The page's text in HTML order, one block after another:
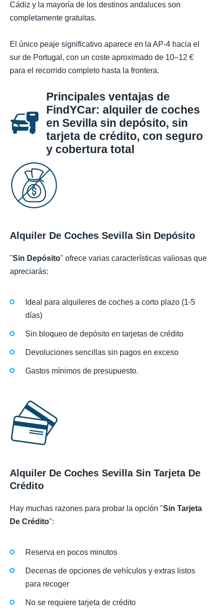
Cádiz y la mayoría de los destinos andaluces son
completamente gratuitas.
El único peaje significativo aparece en la AP-4 hacia el
sur de Portugal, con un coste aproximado de 10–12 €
para el recorrido completo hasta la frontera.
Principales ventajas de
FindYCar: alquiler de coches
en Sevilla sin depósito, sin
tarjeta de crédito, con seguro
y cobertura total
Alquiler De Coches Sevilla Sin Depósito
"Sin Depósito" ofrece varias características valiosas que
apreciarás:
Ideal para alquileres de coches a corto plazo (1-5
días)
Sin bloqueo de depósito en tarjetas de crédito
Devoluciones sencillas sin pagos en exceso
Gastos mínimos de presupuesto.
Alquiler De Coches Sevilla Sin Tarjeta De
Crédito
Hay muchas razones para probar la opción "Sin Tarjeta
De Crédito":
Reserva en pocos minutos
Decenas de opciones de vehículos y extras listos
para recoger
No se requiere tarjeta de crédito